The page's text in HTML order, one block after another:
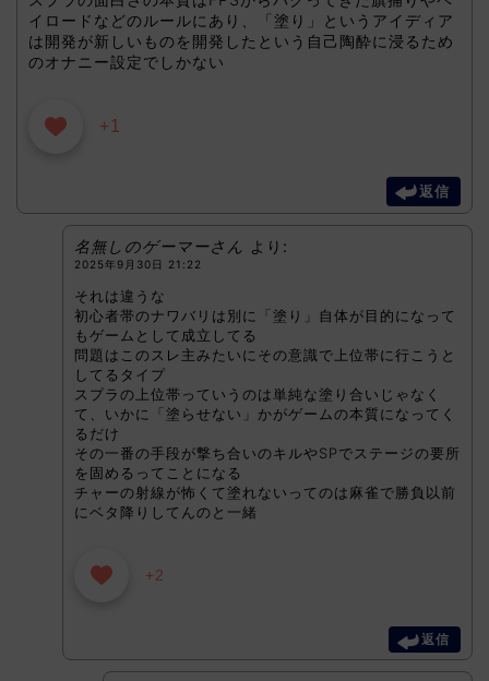
イロードなどのルールにあり、「塗り」というアイディア
は開発が新しいものを開発したという自己陶酔に浸るため
のオナニー設定でしかない
+1
返信
名無しのゲーマーさん より:
2025年9月30日 21:22
それは違うな
初心者帯のナワバリは別に「塗り」自体が目的になって
もゲームとして成立してる
問題はこのスレ主みたいにその意識で上位帯に行こうと
してるタイプ
スプラの上位帯っていうのは単純な塗り合いじゃなく
て、いかに「塗らせない」かがゲームの本質になってく
るだけ
その一番の手段が撃ち合いのキルやSPでステージの要所
を固めるってことになる
チャーの射線が怖くて塗れないってのは麻雀で勝負以前
にベタ降りしてんのと一緒
+2
返信